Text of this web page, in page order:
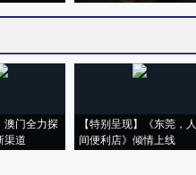
澳门全力探
渠道
【特别呈现】《东莞，人
间便利店》倾情上线